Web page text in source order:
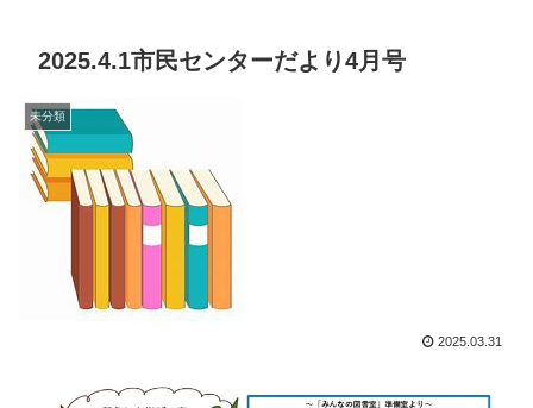
2025.4.1市民センターだより4月号
未分類
2025.03.31